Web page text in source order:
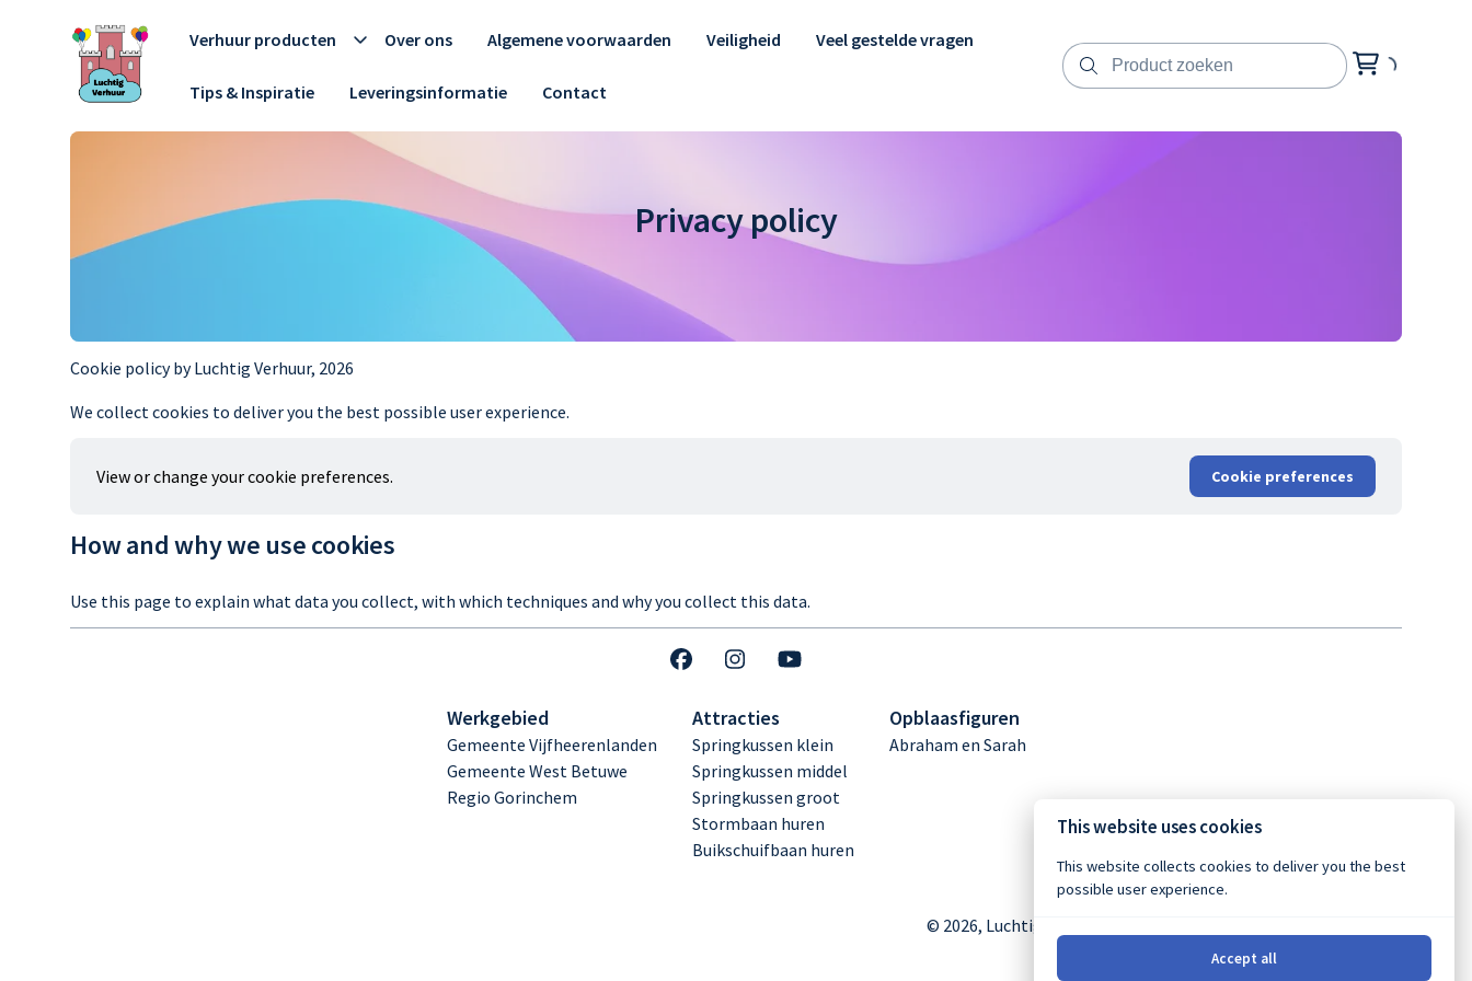
Verhuur producten Over ons Algemene voorwaarden Veiligheid Veel gestelde vragen
Tips & Inspiratie Leveringsinformatie Contact
Privacy policy
Cookie policy by Luchtig Verhuur, 2026
We collect cookies to deliver you the best possible user experience.
View or change your cookie preferences. Cookie preferences
How and why we use cookies
Use this page to explain what data you collect, with which techniques and why you collect this data.
Werkgebied
Gemeente Vijfheerenlanden
Gemeente West Betuwe
Regio Gorinchem
Attracties
Springkussen klein
Springkussen middel
Springkussen groot
Stormbaan huren
Buikschuifbaan huren
Opblaasfiguren
Abraham en Sarah
© 2026, Luchtig Verhuur |
This website uses cookies
This website collects cookies to deliver you the best
possible user experience.
Accept all